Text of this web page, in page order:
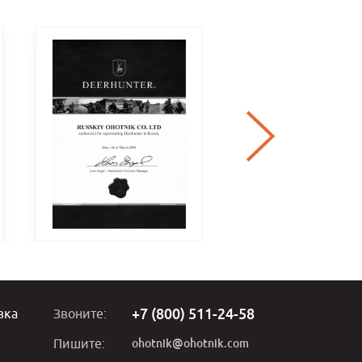
Звоните: +7 (800) 511-24-58
Пишите: ohotnik@ohotnik.com